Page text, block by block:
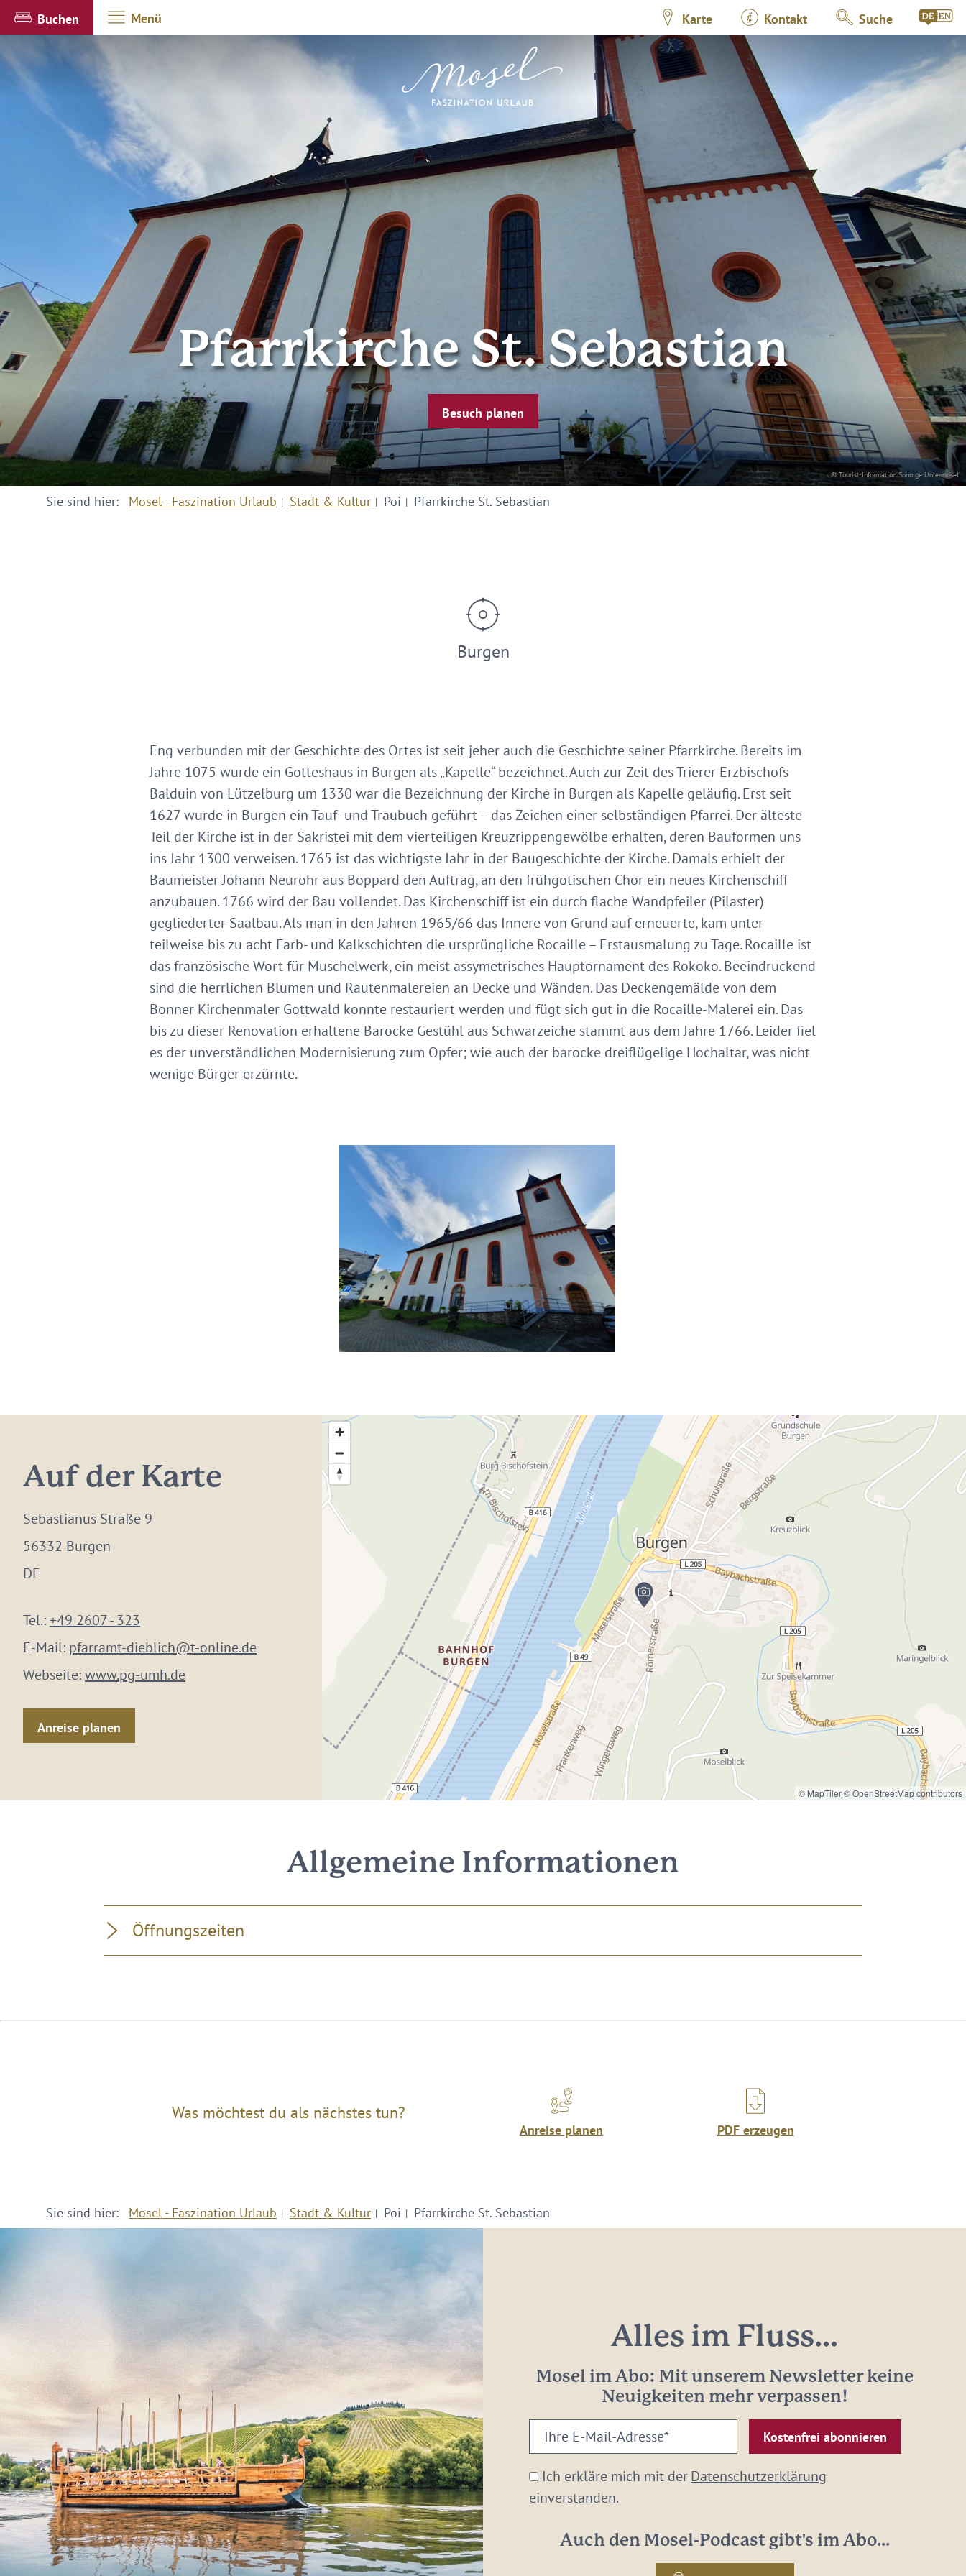
Buchen Menü Karte Kontakt Suche
© Tourist-Information Sonnige Untermosel
Pfarrkirche St. Sebastian
Besuch planen
Sie sind hier: Mosel - Faszination Urlaub Stadt & Kultur Poi Pfarrkirche St. Sebastian
Burgen
Eng verbunden mit der Geschichte des Ortes ist seit jeher auch die Geschichte seiner Pfarrkirche. Bereits im
Jahre 1075 wurde ein Gotteshaus in Burgen als „Kapelle“ bezeichnet. Auch zur Zeit des Trierer Erzbischofs
Balduin von Lützelburg um 1330 war die Bezeichnung der Kirche in Burgen als Kapelle geläufig. Erst seit
1627 wurde in Burgen ein Tauf- und Traubuch geführt – das Zeichen einer selbständigen Pfarrei. Der älteste
Teil der Kirche ist in der Sakristei mit dem vierteiligen Kreuzrippengewölbe erhalten, deren Bauformen uns
ins Jahr 1300 verweisen. 1765 ist das wichtigste Jahr in der Baugeschichte der Kirche. Damals erhielt der
Baumeister Johann Neurohr aus Boppard den Auftrag, an den frühgotischen Chor ein neues Kirchenschiff
anzubauen. 1766 wird der Bau vollendet. Das Kirchenschiff ist ein durch flache Wandpfeiler (Pilaster)
gegliederter Saalbau. Als man in den Jahren 1965/66 das Innere von Grund auf erneuerte, kam unter
teilweise bis zu acht Farb- und Kalkschichten die ursprüngliche Rocaille – Erstausmalung zu Tage. Rocaille ist
das französische Wort für Muschelwerk, ein meist assymetrisches Hauptornament des Rokoko. Beeindruckend
sind die herrlichen Blumen und Rautenmalereien an Decke und Wänden. Das Deckengemälde von dem
Bonner Kirchenmaler Gottwald konnte restauriert werden und fügt sich gut in die Rocaille-Malerei ein. Das
bis zu dieser Renovation erhaltene Barocke Gestühl aus Schwarzeiche stammt aus dem Jahre 1766. Leider fiel
es der unverständlichen Modernisierung zum Opfer; wie auch der barocke dreiflügelige Hochaltar, was nicht
wenige Bürger erzürnte.
Auf der Karte
Sebastianus Straße 9
56332 Burgen
DE
Tel.:+49 2607 - 323
E-Mail: pfarramt-dieblich@t-online.de
Webseite:www.pg-umh.de
Anreise planen
© MapTiler© OpenStreetMap contributors
Allgemeine Informationen
Öffnungszeiten
Was möchtest du als nächstes tun?
Anreise planen PDF erzeugen
Sie sind hier: Mosel - Faszination Urlaub Stadt & Kultur Poi Pfarrkirche St. Sebastian
Alles im Fluss...
Mosel im Abo: Mit unserem Newsletter keine
Neuigkeiten mehr verpassen!
Ihre
E-
Mail-
Adresse:
Ich erkläre mich mit derDatenschutzerklärung
einverstanden.
Auch den Mosel-Podcast gibt's im Abo...